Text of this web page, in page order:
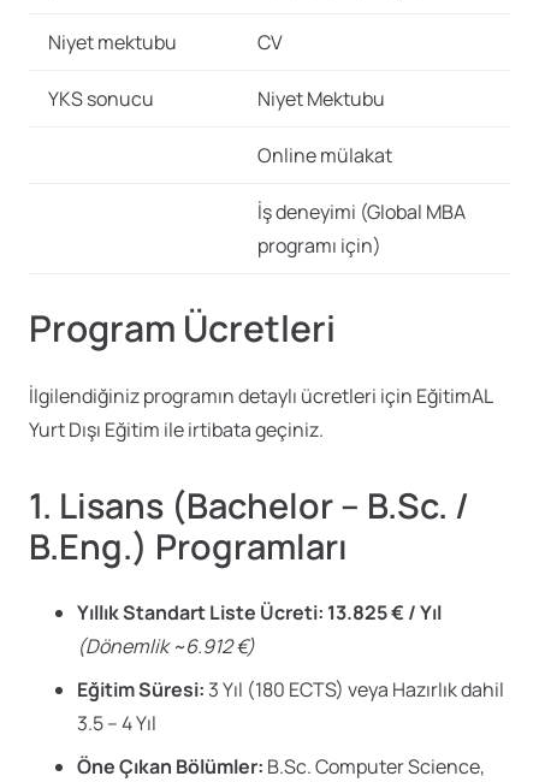
Niyet mektubu CV
YKS sonucu Niyet Mektubu
Online mülakat
İş deneyimi (Global MBA
programı için)
Program Ücretleri
İlgilendiğiniz programın detaylı ücretleri için EğitimAL
Yurt Dışı Eğitim ile irtibata geçiniz.
1. Lisans (Bachelor – B.Sc. /
B.Eng.) Programları
Yıllık Standart Liste Ücreti: 13.825 € / Yıl
(Dönemlik ~6.912 €)
Eğitim Süresi: 3 Yıl (180 ECTS) veya Hazırlık dahil
3.5 – 4 Yıl
Öne Çıkan Bölümler: B.Sc. Computer Science,